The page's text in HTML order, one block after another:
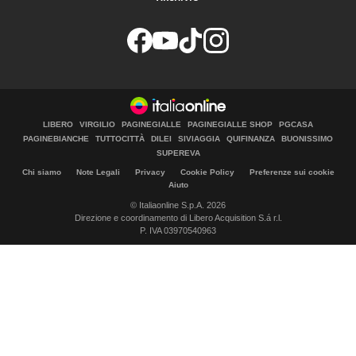
LIBERO VIRGILIO PAGINEGIALLE PAGINEGIALLE SHOP
PGCASA
PAGINEBIANCHE
TUTTOCITTÀ DILEI SIVIAGGIA QUIFINANZA
BUONISSIMO
SUPEREVA
Chi siamo Note Legali Privacy Cookie Policy
Preferenze sui cookie
Aiuto
© Italiaonline S.p.A. 2026
Direzione e coordinamento di Libero Acquisition S.á r.l.
P. IVA 03970540963